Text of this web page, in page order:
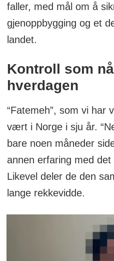
faller, med mål om å
gjenoppbygging og et
landet.
Kontroll som
hverdagen
“Fatemeh”, som vi har
vært i Norge i sju år.
bare noen måneder
annen erfaring med
Likevel deler de den
lange rekkevidde.